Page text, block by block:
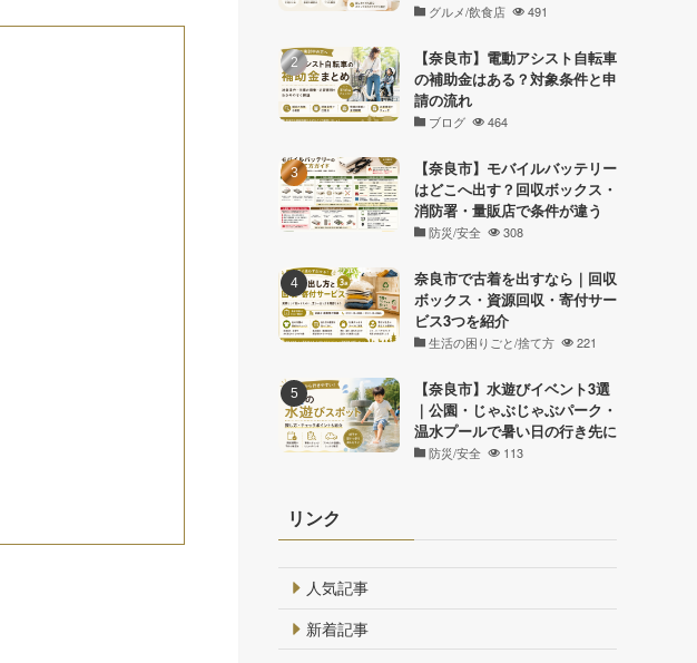
グルメ/飲食店 491
【奈良市】電動アシスト自転車
の補助金はある？対象条件と申
請の流れ
ブログ 464
【奈良市】モバイルバッテリー
はどこへ出す？回収ボックス・
消防署・量販店で条件が違う
防災/安全 308
奈良市で古着を出すなら｜回収
ボックス・資源回収・寄付サー
ビス3つを紹介
生活の困りごと/捨て方 221
【奈良市】水遊びイベント3選
｜公園・じゃぶじゃぶパーク・
温水プールで暑い日の行き先に
防災/安全 113
リンク
人気記事
新着記事